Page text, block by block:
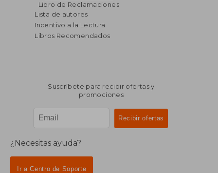
45%
dcto.
$ 36.29
$ 19.96
Libro de Reclamaciones
Lista de autores
Incentivo a la Lectura
Libros Recomendados
Suscríbete para recibir ofertas y
promociones
¿Necesitas ayuda?
Ir a Centro de Soporte